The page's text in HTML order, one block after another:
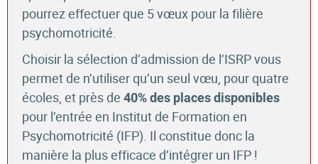
pourrez effectuer que 5 vœux pour la filière
psychomotricité.
Choisir la sélection d’admission de l’ISRP vous
permet de n’utiliser qu’un seul vœu, pour quatre
écoles, et près de 40% des places disponibles
pour l’entrée en Institut de Formation en
Psychomotricité (IFP). Il constitue donc la
manière la plus efficace d’intégrer un IFP !